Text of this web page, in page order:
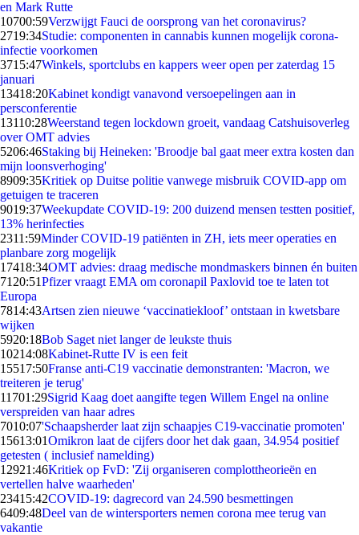
en Mark Rutte
10700:59Verzwijgt Fauci de oorsprong van het coronavirus?
2719:34Studie: componenten in cannabis kunnen mogelijk corona-
infectie voorkomen
3715:47Winkels, sportclubs en kappers weer open per zaterdag 15
januari
13418:20Kabinet kondigt vanavond versoepelingen aan in
persconferentie
13110:28Weerstand tegen lockdown groeit, vandaag Catshuisoverleg
over OMT advies
5206:46Staking bij Heineken: 'Broodje bal gaat meer extra kosten dan
mijn loonsverhoging'
8909:35Kritiek op Duitse politie vanwege misbruik COVID-app om
getuigen te traceren
9019:37Weekupdate COVID-19: 200 duizend mensen testten positief,
13% herinfecties
2311:59Minder COVID-19 patiënten in ZH, iets meer operaties en
planbare zorg mogelijk
17418:34OMT advies: draag medische mondmaskers binnen én buiten
71 20:51Pfizer vraagt EMA om coronapil Paxlovid toe te laten tot
Europa
7814:43Artsen zien nieuwe ‘vaccinatiekloof’ ontstaan in kwetsbare
wijken
5920:18Bob Saget niet langer de leukste thuis
10214:08Kabinet-Rutte IV is een feit
15517:50Franse anti-C19 vaccinatie demonstranten: 'Macron, we
treiteren je terug'
11701:29Sigrid Kaag doet aangifte tegen Willem Engel na online
verspreiden van haar adres
7010:07'Schaapsherder laat zijn schaapjes C19-vaccinatie promoten'
15613:01Omikron laat de cijfers door het dak gaan, 34.954 positief
getesten ( inclusief namelding)
12921:46Kritiek op FvD: 'Zij organiseren complottheorieën en
vertellen halve waarheden'
23415:42COVID-19: dagrecord van 24.590 besmettingen
6409:48Deel van de wintersporters nemen corona mee terug van
vakantie